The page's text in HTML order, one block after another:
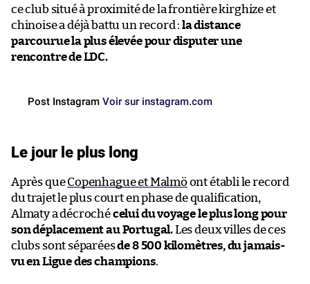
ce club situé à proximité de la frontière kirghize et
chinoise a déjà battu un record : la distance
parcourue la plus élevée pour disputer une
rencontre de LDC.
Post Instagram Voir sur instagram.com
Le jour le plus long
Après queCopenhague et Malmö ont établi le record
du trajet le plus court en phase de qualification,
Almaty a décrochécelui du voyage le plus long pour
son déplacement au Portugal.Les deux villes de ces
clubs sont séparéesde 8 500 kilomètres, du jamais-
vu en Ligue des champions.